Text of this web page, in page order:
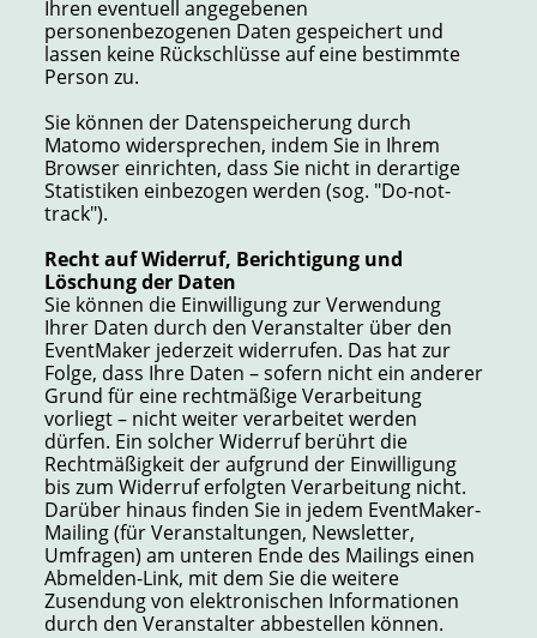
Ihren eventuell angegebenen
personenbezogenen Daten gespeichert und
lassen keine Rückschlüsse auf eine bestimmte
Person zu.
Sie können der Datenspeicherung durch
Matomo widersprechen, indem Sie in Ihrem
Browser einrichten, dass Sie nicht in derartige
Statistiken einbezogen werden (sog. "Do-not-
track").
Recht auf Widerruf, Berichtigung und
Löschung der Daten
Sie können die Einwilligung zur Verwendung
Ihrer Daten durch den Veranstalter über den
EventMaker jederzeit widerrufen. Das hat zur
Folge, dass Ihre Daten – sofern nicht ein anderer
Grund für eine rechtmäßige Verarbeitung
vorliegt – nicht weiter verarbeitet werden
dürfen. Ein solcher Widerruf berührt die
Rechtmäßigkeit der aufgrund der Einwilligung
bis zum Widerruf erfolgten Verarbeitung nicht.
Darüber hinaus finden Sie in jedem EventMaker-
Mailing (für Veranstaltungen, Newsletter,
Umfragen) am unteren Ende des Mailings einen
Abmelden-Link, mit dem Sie die weitere
Zusendung von elektronischen Informationen
durch den Veranstalter abbestellen können.